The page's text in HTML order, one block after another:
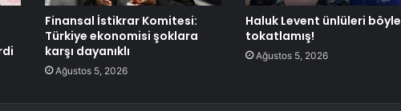
Finansal İstikrar Komitesi:
Türkiye ekonomisi şoklara
karşı dayanıklı
Ağustos 5, 2026
Haluk Levent ünlüleri böyle
tokatlamış!
Ağustos 5, 2026